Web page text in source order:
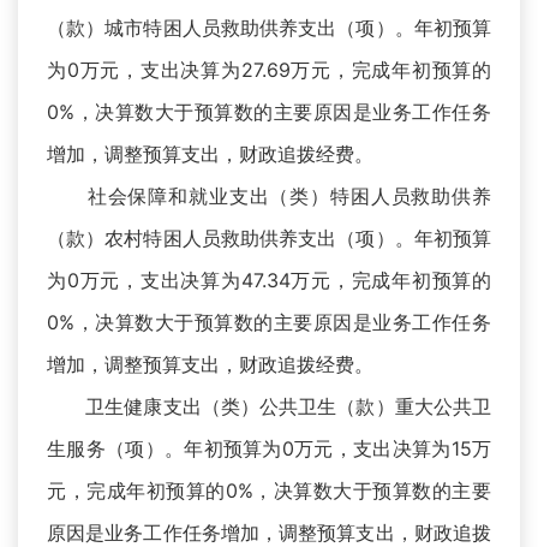
（款）城市特困人员救助供养支出（项）。年初预算
为0万元，支出决算为27.69万元，完成年初预算的
0%，决算数大于预算数的主要原因是业务工作任务
增加，调整预算支出，财政追拨经费。
社会保障和就业支出（类）特困人员救助供养
（款）农村特困人员救助供养支出（项）。年初预算
为0万元，支出决算为47.34万元，完成年初预算的
0%，决算数大于预算数的主要原因是业务工作任务
增加，调整预算支出，财政追拨经费。
卫生健康支出（类）公共卫生（款）重大公共卫
生服务（项）。年初预算为0万元，支出决算为15万
元，完成年初预算的0%，决算数大于预算数的主要
原因是业务工作任务增加，调整预算支出，财政追拨